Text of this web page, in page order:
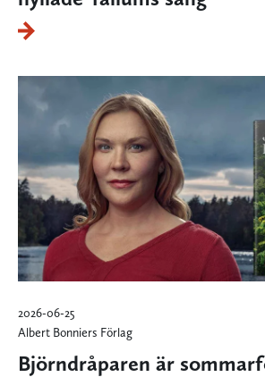
2026-06-25
Albert Bonniers Förlag
Björndråparen är